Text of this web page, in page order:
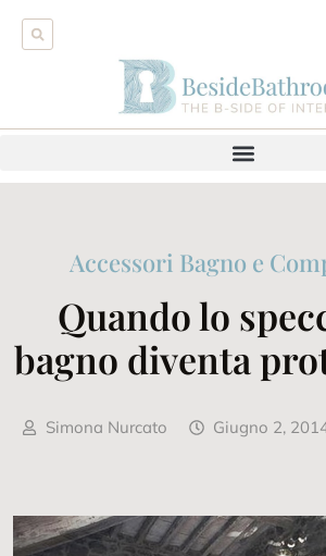
Accessori Bagno e
Quando lo
bagno diventa
Simona Nurcato Giugno 2,